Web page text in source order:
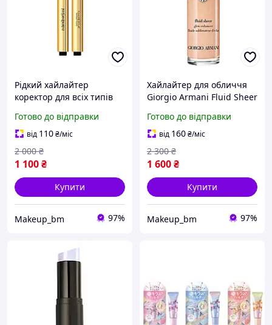
Рідкий хайлайтер
коректор для всіх типів
Touche Éclat Radiant
Touch 3.5 amande
lumiere. Обєм 2.5 ml.
Готово до відправки
від 110₴/міс
1 100₴
2 000 ₴
Купити
Makeup_bm 97%
Хайлайтер для обличчя
Giorgio Armani Fluid Sheer
Готово до відправки
від 160₴/міс
1 600₴
2 300 ₴
Купити
Makeup_bm 97%